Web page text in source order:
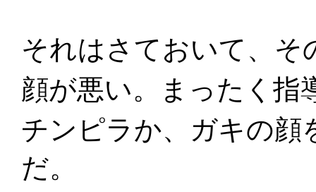
それはさておいて、そ
顔が悪い。まったく指
チンピラか、ガキの顔
だ。